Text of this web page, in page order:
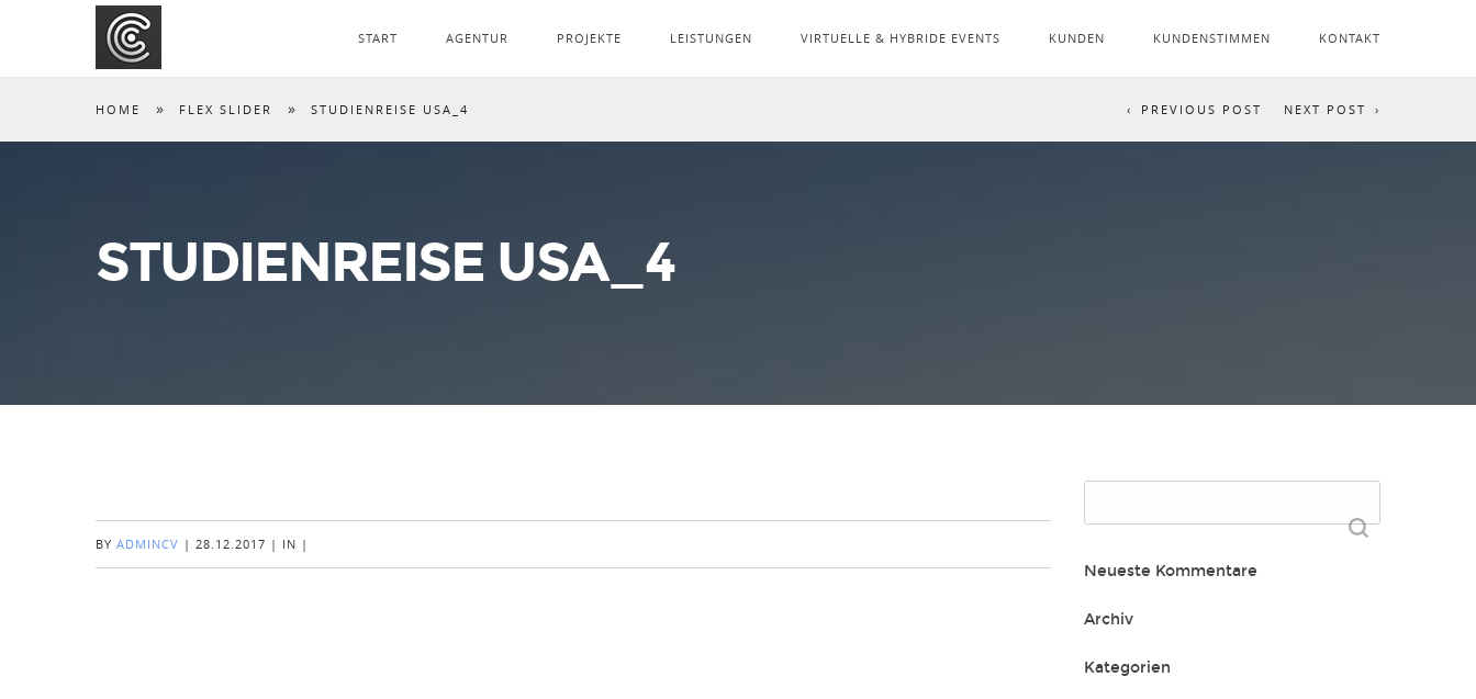
START AGENTUR PROJEKTE LEISTUNGEN VIRTUELLE & HYBRIDE EVENTS KUNDEN KUNDENSTIMMEN KONTAKT
HOME » FLEX SLIDER » STUDIENREISE USA_4 NEXT POST
PREVIOUS POST
STUDIENREISE USA_4
BY ADMINCV | 28.12.2017 | IN |
nach:
Neueste Kommentare
Archiv
Kategorien